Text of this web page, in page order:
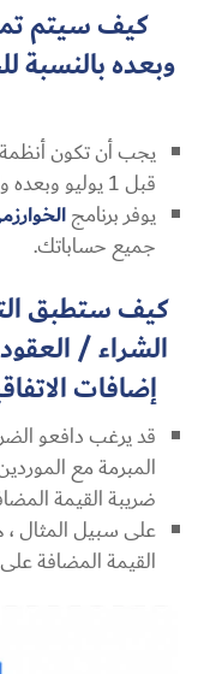
وبعده بالنسبة
يجب أن تكون أنظمة
قبل 1 يوليو وبعده والإبلاغ عنها حسب التاريخ و / أو السعر.
يوفر برنامج
جميع حساباتك.
كيف ستطبق
الشراء /
إضافات
قد يرغب دافعو
المبرمة مع
ضريبة القيمة
على سبيل المثال
القيمة المضافة على